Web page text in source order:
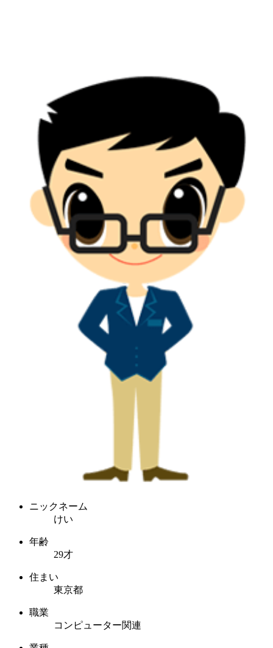
ニックネーム
けい
年齢
29才
住まい
東京都
職業
コンピューター関連